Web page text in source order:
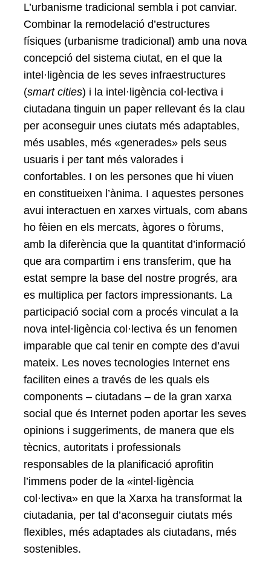
L’urbanisme tradicional sembla i pot canviar.
Combinar la remodelació d’estructures
físiques (urbanisme tradicional) amb una nova
concepció del sistema ciutat, en el que la
intel·ligència de les seves infraestructures
(smart cities) i la intel·ligència col·lectiva i
ciutadana tinguin un paper rellevant és la clau
per aconseguir unes ciutats més adaptables,
més usables, més «generades» pels seus
usuaris i per tant més valorades i
confortables. I on les persones que hi viuen
en constitueixen l’ànima. I aquestes persones
avui interactuen en xarxes virtuals, com abans
ho fèien en els mercats, àgores o fòrums,
amb la diferència que la quantitat d’informació
que ara compartim i ens transferim, que ha
estat sempre la base del nostre progrés, ara
es multiplica per factors impressionants. La
participació social com a procés vinculat a la
nova intel·ligència col·lectiva és un fenomen
imparable que cal tenir en compte des d’avui
mateix. Les noves tecnologies Internet ens
faciliten eines a través de les quals els
components – ciutadans – de la gran xarxa
social que és Internet poden aportar les seves
opinions i suggeriments, de manera que els
tècnics, autoritats i professionals
responsables de la planificació aprofitin
l’immens poder de la «intel·ligència
col·lectiva» en que la Xarxa ha transformat la
ciutadania, per tal d’aconseguir ciutats més
flexibles, més adaptades als ciutadans, més
sostenibles.